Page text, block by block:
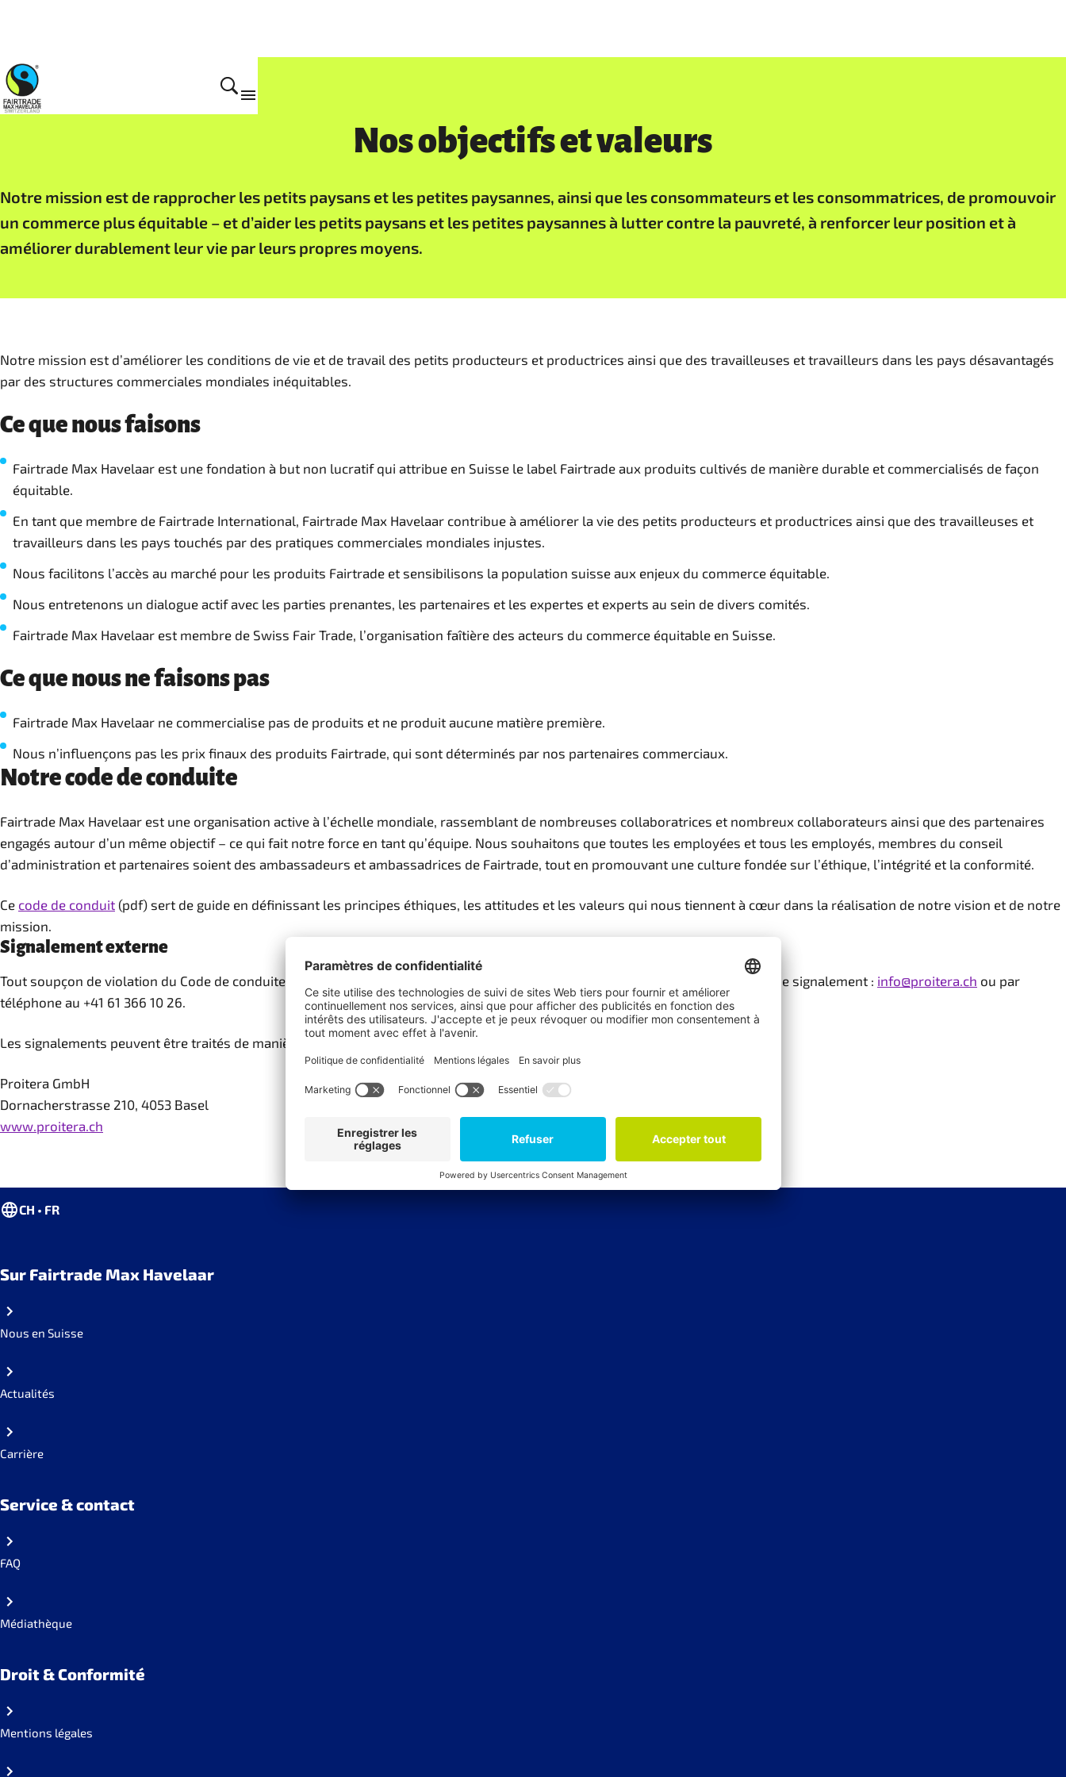
Home
Nos objectifs et valeurs
Notre mission est de rapprocher les petits paysans et les petites paysannes, ainsi que les consommateurs et les consommatrices, de promouvoir
un commerce plus équitable – et d’aider les petits paysans et les petites paysannes à lutter contre la pauvreté, à renforcer leur position et à
améliorer durablement leur vie par leurs propres moyens.
Notre mission est d’améliorer les conditions de vie et de travail des petits producteurs et productrices ainsi que des travailleuses et travailleurs dans les pays désavantagés
par des structures commerciales mondiales inéquitables.
Ce que nous faisons
Fairtrade Max Havelaar est une fondation à but non lucratif qui attribue en Suisse le label Fairtrade aux produits cultivés de manière durable et commercialisés de façon
équitable.
En tant que membre de Fairtrade International, Fairtrade Max Havelaar contribue à améliorer la vie des petits producteurs et productrices ainsi que des travailleuses et
travailleurs dans les pays touchés par des pratiques commerciales mondiales injustes.
Nous facilitons l’accès au marché pour les produits Fairtrade et sensibilisons la population suisse aux enjeux du commerce équitable.
Nous entretenons un dialogue actif avec les parties prenantes, les partenaires et les expertes et experts au sein de divers comités.
Fairtrade Max Havelaar est membre de Swiss Fair Trade, l’organisation faîtière des acteurs du commerce équitable en Suisse.
Ce que nous ne faisons pas
Fairtrade Max Havelaar ne commercialise pas de produits et ne produit aucune matière première.
Nous n’influençons pas les prix finaux des produits Fairtrade, qui sont déterminés par nos partenaires commerciaux.
Notre code de conduite
Fairtrade Max Havelaar est une organisation active à l’échelle mondiale, rassemblant de nombreuses collaboratrices et nombreux collaborateurs ainsi que des partenaires
engagés autour d’un même objectif – ce qui fait notre force en tant qu’équipe. Nous souhaitons que toutes les employées et tous les employés, membres du conseil
d’administration et partenaires soient des ambassadeurs et ambassadrices de Fairtrade, tout en promouvant une culture fondée sur l’éthique, l’intégrité et la conformité.
Ce code de conduit (pdf) sert de guide en définissant les principes éthiques, les attitudes et les valeurs qui nous tiennent à cœur dans la réalisation de notre vision et de notre
mission.
Signalement externe
Tout soupçon de violation du Code de conduite de la Fondation Max Havelaar (Suisse) peut être signalé à notre service externe de signalement : info@proitera.ch ou par
téléphone au +41 61 366 10 26.
Les signalements peuvent être traités de manière anonyme sur demande.
Proitera GmbH
Dornacherstrasse 210, 4053 Basel
www.proitera.ch
CH • FR
Sur Fairtrade Max Havelaar
Nous en Suisse
Actualités
Carrière
Service & contact
FAQ
Médiathèque
Droit & Conformité
Mentions légales